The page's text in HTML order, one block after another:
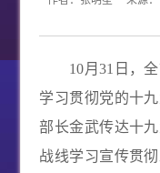
10月31 日，
学习贯彻党的十
部长金武传达十
战线学习宣传贯